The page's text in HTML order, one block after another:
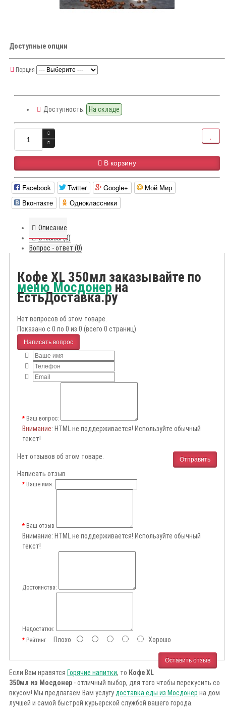
Доступные опции
Порция
Доступность: На складе
В корзину
Facebook Twitter Google+
Мой Мир
Вконтакте
Одноклассники
Описание
Отзывы (0)
Вопрос - ответ (0)
Кофе XL 350мл заказывайте по
меню Мосдонерна
ЕстьДоставка.ру
Нет вопросов об этом товаре.
Показано с 0 по 0 из 0 (всего 0 страниц)
Написать вопрос
Ваш вопрос:
Внимание: HTML не поддерживается! Используйте обычный
текст!
Отправить
Нет отзывов об этом товаре.
Написать отзыв
Ваше имя:
Ваш отзыв
Внимание: HTML не поддерживается! Используйте обычный
текст!
Достоинства:
Недостатки:
РейтингПлохо Хорошо
Оставить отзыв
Если Вам нравятся Горячие напитки, то Кофе XL
350мл из Мосдонер - отличный выбор, для того чтобы перекусить со
вкусом! Мы предлагаем Вам услугу доставка еды из Мосдонер на дом
лучшей и самой быстрой курьерской службой вашего города.